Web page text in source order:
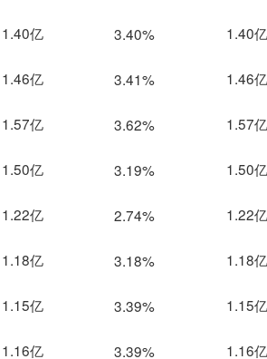
1.40亿 3.40% 1.40亿
1.46亿 3.41% 1.46亿
1.57亿 3.62% 1.57亿
1.50亿 3.19% 1.50亿
1.22亿 2.74% 1.22亿
1.18亿 3.18% 1.18亿
1.15亿 3.39% 1.15亿
1.16亿 3.39% 1.16亿